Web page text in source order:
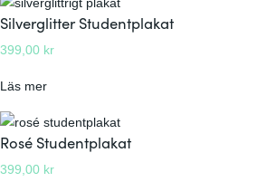
u
l
d
n
j
Silverglitter Studentplakat
399,00 kr
Läs mer:
i
l
v
Rosé Studentplakat
399,00 kr